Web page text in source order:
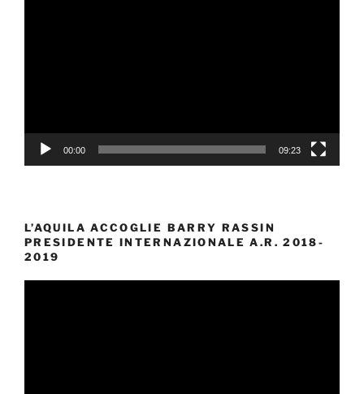
00:00 09:23
L’AQUILA ACCOGLIE BARRY RASSIN
PRESIDENTE INTERNAZIONALE A.R. 2018-
2019